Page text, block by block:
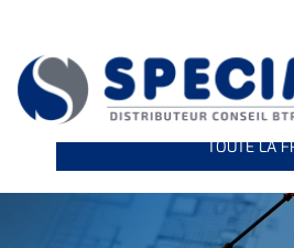
INDUSTRIE ET LEVAGE :
TOUTE LA